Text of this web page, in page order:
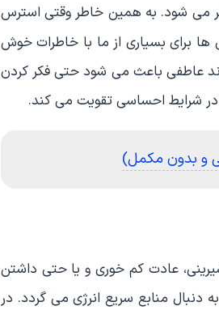
می شود. به همین خاطر وقتی استرس
ها برای بسیاری از ما با خاطرات خوش
عاطفی باعث می شود حتی فکر کردن
شرایط احساسی تقویت می کند.
و بدون مکمل)
عادت کم خوری و یا حتی داشتن
منابع سریع انرژی می گردد. در